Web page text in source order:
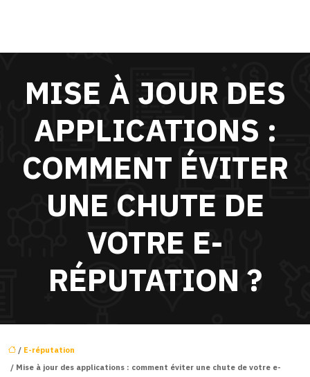
MISE À JOUR DES
APPLICATIONS :
COMMENT ÉVITER
UNE CHUTE DE
VOTRE E-
RÉPUTATION ?
/ E-réputation
/ Mise à jour des applications : comment éviter une chute de votre e-